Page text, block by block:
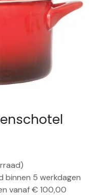
binnen 5 werkdagen
vanaf € 100,00